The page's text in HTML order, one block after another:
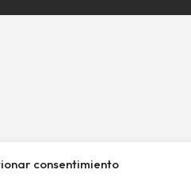
consentimiento